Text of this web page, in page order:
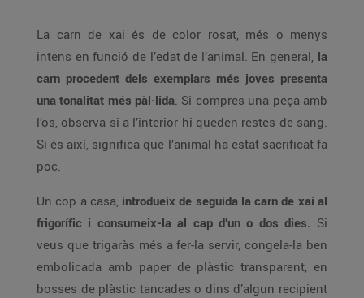
La carn de xai és de color rosat, més o menys
intens en funció de l’edat de l’animal. En general, la
carn procedent dels exemplars més joves presenta
una tonalitat més pàl·lida. Si compres una peça amb
l’os, observa si a l’interior hi queden restes de sang.
Si és així, significa que l’animal ha estat sacrificat fa
poc.
Un cop a casa, introdueix de seguida la carn de xai al
frigorífic i consumeix-la al cap d’un o dos dies. Si
veus que trigaràs més a fer-la servir, congela-la ben
embolicada amb paper de plàstic transparent, en
bosses de plàstic tancades o dins d’algun recipient